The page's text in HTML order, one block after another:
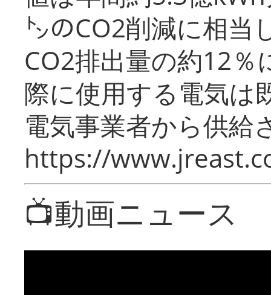
㌧のCO2削減に相当
CO2排出量の約12％
際に使用する電気は
電気事業者から供給
https://
📺動画ニュース